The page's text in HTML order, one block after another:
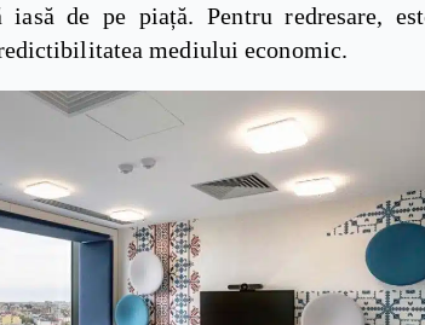
iasă de pe piață. Pentru redresare,
mediului economic.